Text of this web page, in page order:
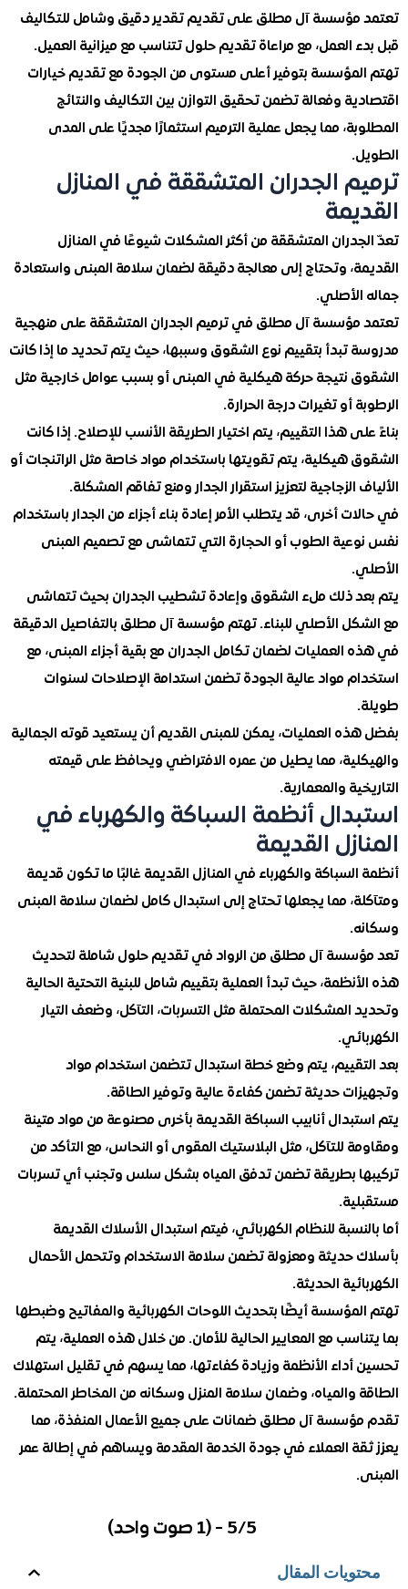
مؤسسة آل مطلق على تقديم تقدير دقيق وشامل للتكاليف
العمل، مع مراعاة تقديم حلول تتناسب مع ميزانية العميل.
بتوفير أعلى مستوى من الجودة مع تقديم خيارات
وفعالة تضمن تحقيق التوازن بين التكاليف والنتائج
مما يجعل عملية الترميم استثمارًا مجديًا على المدى
الجدران المتشققة في المنازل
المتشققة من أكثر المشكلات شيوعًا في المنازل
وتحتاج إلى معالجة دقيقة لضمان سلامة المبنى واستعادة
مؤسسة آل مطلق في ترميم الجدران المتشققة على منهجية
تبدأ بتقييم نوع الشقوق وسببها، حيث يتم تحديد ما إذا كانت
نتيجة حركة هيكلية في المبنى أو بسبب عوامل خارجية مثل
أو تغيرات درجة الحرارة.
هذا التقييم، يتم اختيار الطريقة الأنسب للإصلاح. إذا كانت
هيكلية، يتم تقويتها باستخدام مواد خاصة مثل الراتنجات أو
الزجاجية لتعزيز استقرار الجدار ومنع تفاقم المشكلة.
أخرى، قد يتطلب الأمر إعادة بناء أجزاء من الجدار باستخدام
الطوب أو الحجارة التي تتماشى مع تصميم المبنى
ذلك ملء الشقوق وإعادة تشطيب الجدران بحيث تتماشى
الأصلي للبناء. تهتم مؤسسة آل مطلق بالتفاصيل الدقيقة
لضمان تكامل الجدران مع بقية أجزاء المبنى، مع
مواد عالية الجودة تضمن استدامة الإصلاحات لسنوات
العمليات، يمكن للمبنى القديم أن يستعيد قوته الجمالية
مما يطيل من عمره الافتراضي ويحافظ على قيمته
والمعمارية.
أنظمة السباكة والكهرباء في
القديمة
والكهرباء في المنازل القديمة غالبًا ما تكون قديمة
مما يجعلها تحتاج إلى استبدال كامل لضمان سلامة المبنى
آل مطلق من الرواد في تقديم حلول شاملة لتحديث
حيث تبدأ العملية بتقييم شامل للبنية التحتية الحالية
المشكلات المحتملة مثل التسربات، التآكل، وضعف التيار
يتم وضع خطة استبدال تتضمن استخدام مواد
حديثة تضمن كفاءة عالية وتوفير الطاقة.
أنابيب السباكة القديمة بأخرى مصنوعة من مواد متينة
للتآكل، مثل البلاستيك المقوى أو النحاس، مع التأكد من
بطريقة تضمن تدفق المياه بشكل سلس وتجنب أي تسربات
للنظام الكهربائي، فيتم استبدال الأسلاك القديمة
حديثة ومعزولة تضمن سلامة الاستخدام وتتحمل الأحمال
الحديثة.
أيضًا بتحديث اللوحات الكهربائية والمفاتيح وضبطها
مع المعايير الحالية للأمان. من خلال هذه العملية، يتم
الأنظمة وزيادة كفاءتها، مما يسهم في تقليل استهلاك
والمياه، وضمان سلامة المنزل وسكانه من المخاطر المحتملة.
آل مطلق ضمانات على جميع الأعمال المنفذة، مما
العملاء في جودة الخدمة المقدمة ويساهم في إطالة عمر
المقال